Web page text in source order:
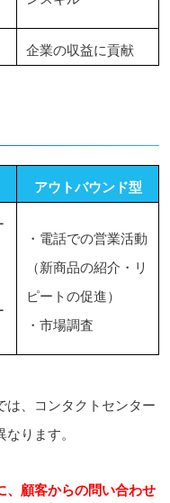
企業の収益に貢献
アウトバウンド型
・電話での営業活動
（新商品の紹介・リ
ピートの促進）
・市場調査
は、コンタクトセンター
ります。
、顧客からの問い合わせ